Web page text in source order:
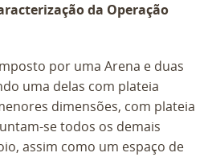
da Operação
por uma Arena e duas
uma delas com plateia
dimensões, com plateia
se todos os demais
assim como um espaço de